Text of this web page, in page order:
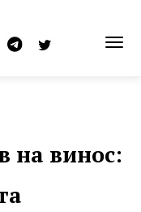
на винос: